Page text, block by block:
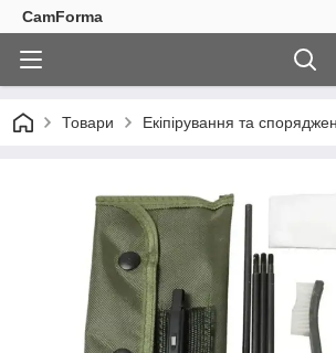
CamForma
Товари Екіпірування та